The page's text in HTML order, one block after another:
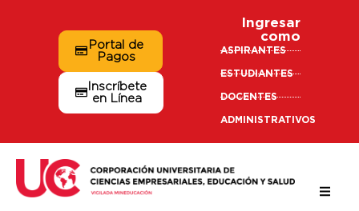
Portal de
Pagos
Inscríbete
en Línea
Ingresar
como
ASPIRANTES
ESTUDIANTES
DOCENTES
ADMINISTRATIVOS